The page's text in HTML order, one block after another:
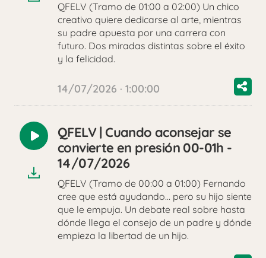
QFELV (Tramo de 01:00 a 02:00) Un chico
creativo quiere dedicarse al arte, mientras
su padre apuesta por una carrera con
futuro. Dos miradas distintas sobre el éxito
y la felicidad.
14/07/2026 · 1:00:00
Reproducir
audio
QFELV | Cuando aconsejar se
convierte en presión 00-01h -
14/07/2026
QFELV (Tramo de 00:00 a 01:00) Fernando
cree que está ayudando… pero su hijo siente
que le empuja. Un debate real sobre hasta
dónde llega el consejo de un padre y dónde
empieza la libertad de un hijo.